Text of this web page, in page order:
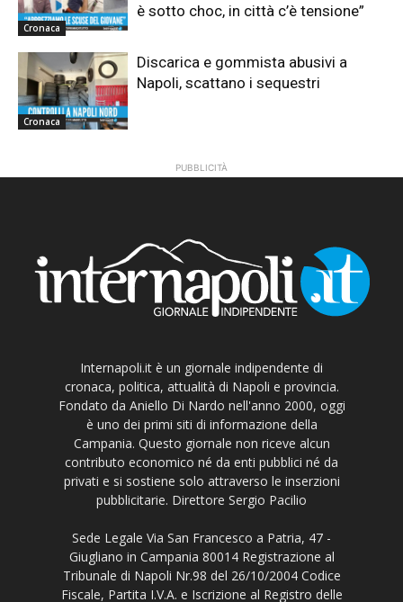
Cronaca
è sotto choc, in città c’è tensione”
Cronaca
Discarica e gommista abusivi a
Napoli, scattano i sequestri
PUBBLICITÀ
Internapoli.it è un giornale indipendente di
cronaca, politica, attualità di Napoli e provincia.
Fondato da Aniello Di Nardo nell'anno 2000, oggi
è uno dei primi siti di informazione della
Campania. Questo giornale non riceve alcun
contributo economico né da enti pubblici né da
privati e si sostiene solo attraverso le inserzioni
pubblicitarie. Direttore Sergio Pacilio
Sede Legale Via San Francesco a Patria, 47 -
Giugliano in Campania 80014 Registrazione al
Tribunale di Napoli Nr.98 del 26/10/2004 Codice
Fiscale, Partita I.V.A. e Iscrizione al Registro delle